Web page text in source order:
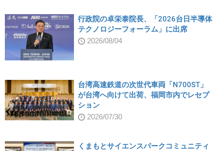
行政院の卓栄泰院長、「2026台日半導体
テクノロジーフォーラム」に出席
2026/08/04
台湾高速鉄道の次世代車両「N700ST」
が台湾へ向けて出荷、福岡市内でレセプ
ション
2026/07/30
くまもとサイエンスパークコミュニティ